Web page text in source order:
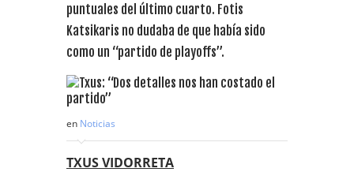
puntuales del último cuarto. Fotis
Katsikaris no dudaba de que había sido
como un “partido de playoffs”.
en Noticias
TXUS VIDORRETA